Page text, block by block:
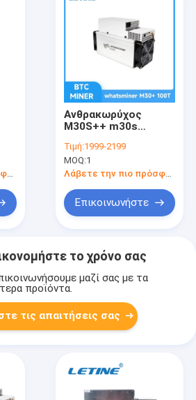
Λάβετε την πιο πρόσφατη τιμή
Ανθρακωρύχος
M30S++ m30s
M30S+ 100T 102T
BTC Letine microbt
Τιμή:1999-2199
MOQ:1
Λάβετε την πιο πρόσφατη τιμή
Επικοινωνήστε
το χρόνο σας
μαζί σας με τα
προϊόντα.
τις απαιτήσεις σας